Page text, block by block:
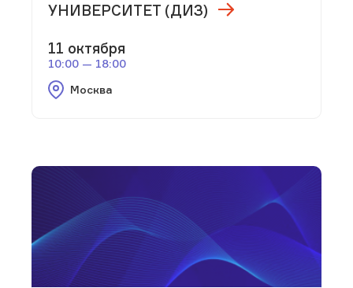
УНИВЕРСИТЕТ (ДИЗ)
11 октября
10:00 — 18:00
Москва